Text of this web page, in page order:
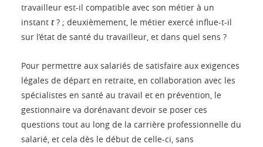
travailleur est-il compatible avec son métier à un
instant t? ; deuxièmement, le métier exercé influe-t-il
sur l’état de santé du travailleur, et dans quel sens ?
Pour permettre aux salariés de satisfaire aux exigences
légales de départ en retraite, en collaboration avec les
spécialistes en santé au travail et en prévention, le
gestionnaire va dorénavant devoir se poser ces
questions tout au long de la carrière professionnelle du
salarié, et cela dès le début de celle-ci, sans